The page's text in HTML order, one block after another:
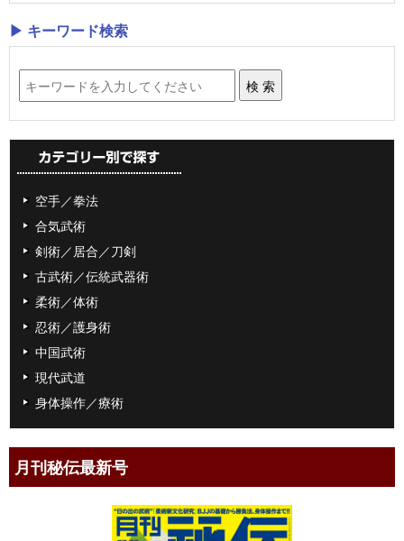
10 閉眼片足バランスと人体の姿勢制御メカニズム
「伸び」
12 「伸びる」が生み出す重い身体
●第３章 呼吸について
１ 腹式呼吸のチェック
２ 鳩尾の緊張と呼吸
３ 呼吸と腹圧の関係、インナーユニット
４ 呼吸の鍛練
５ 腹パンチに耐える方法
６ 「下腹部を膨らませる強い呼気法」の問題点
●第４章 弩級のパンチを打つための運動力学
１ パンチの威力を高めることの目的
２ 丹田から力が出るパンチ
３ パンチにおける運動連鎖
４ 全身連鎖で無敵になる「立ち腕相撲」
６ 本当の「脇の締め」の作り方
７ 胴体の固定とねじりの関係
８ 秀徹姿勢を自動操縦化する
９ 人体の特性を理解したパワー向上
▶ キーワード検索
空手／拳法
合気武術
剣術／居合／刀剣
古武術／伝統武器術
柔術／体術
忍術／護身術
中国武術
現代武道
身体操作／療術
月刊秘伝最新号